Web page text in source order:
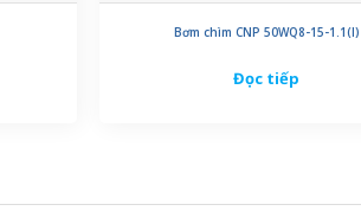
Bơm chìm CNP 50WQ8-15-1.1(I)
Đọc tiếp